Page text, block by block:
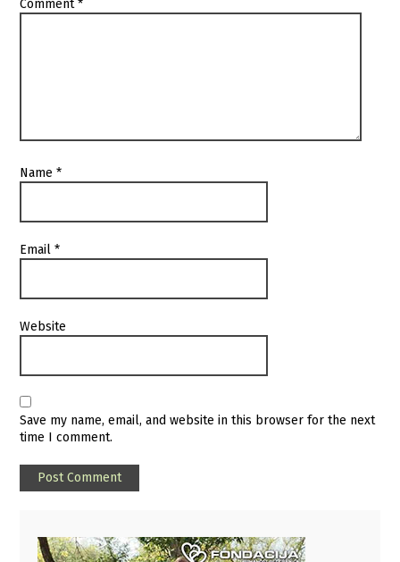
Comment*
Name*
Email*
Website
Save my name, email, and website in this browser for the next
time I comment.